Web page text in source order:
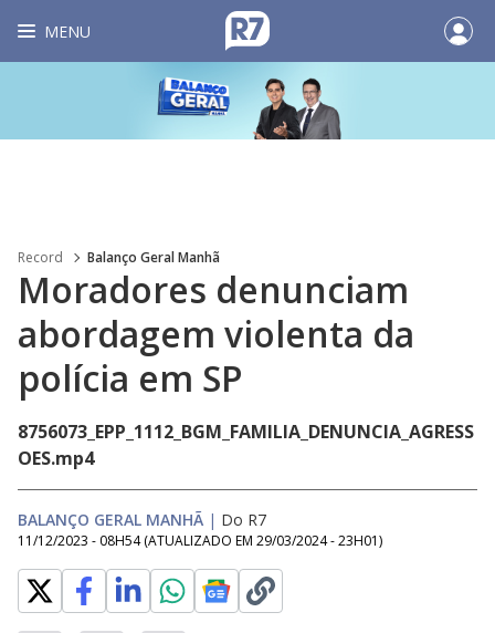
MENU
Record Balanço Geral Manhã
Moradores denunciam
abordagem violenta da
polícia em SP
8756073_EPP_1112_BGM_FAMILIA_DENUNCIA_AGRESS
OES.mp4
BALANÇO GERAL MANHÃ | Do R7
11/12/2023 - 08H54 (ATUALIZADO EM 29/03/2024 - 23H01)